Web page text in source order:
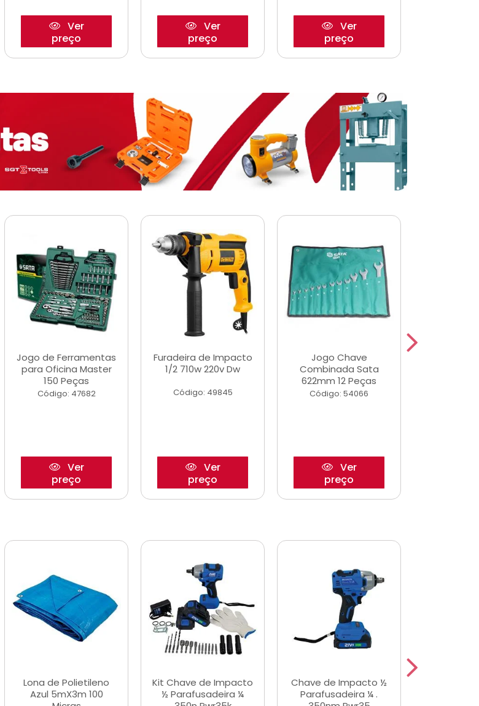
Ver
preço
Ver
preço
Ver
preço
Jogo de Ferramentas
para Oficina Master
150 Peças
Código: 47682
Ver
preço
Furadeira de Impacto
1/2 710w 220v Dw
Código: 49845
Ver
preço
Jogo Chave
Combinada Sata
622mm 12 Peças
Código: 54066
Ver
preço
Lona de Polietileno
Azul 5mX3m 100
Kit Chave de Impacto
½ Parafusadeira ¼
Chave de Impacto ½
Parafusadeira ¼ .